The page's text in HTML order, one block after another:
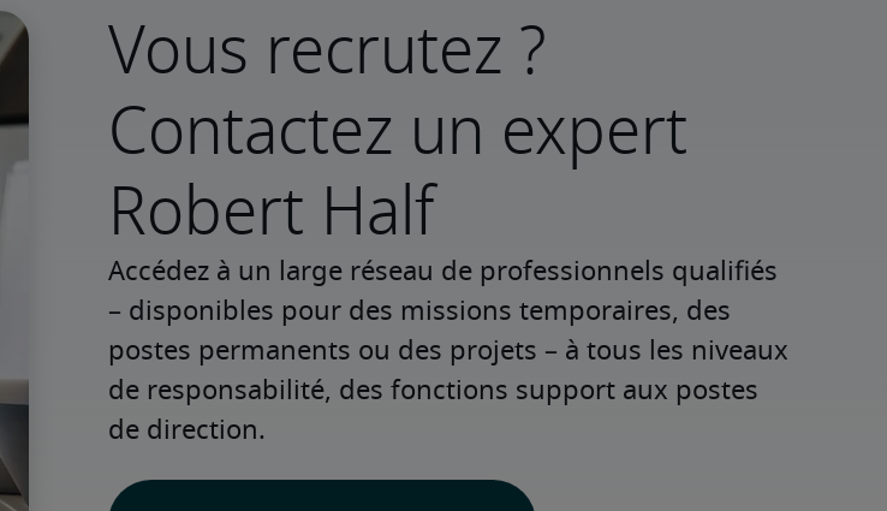
Vous recrutez ?
Contactez un expert
Robert Half
Accédez à un large réseau de professionnels qualifiés
– disponibles pour des missions temporaires, des
postes permanents ou des projets – à tous les niveaux
de responsabilité, des fonctions support aux postes
de direction.